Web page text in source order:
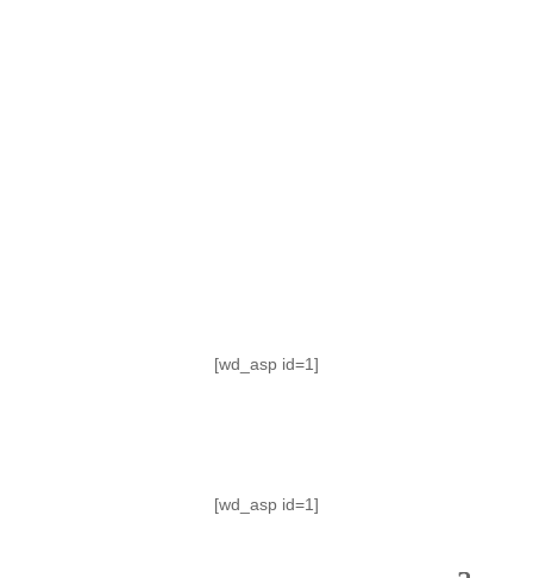
[wd_asp id=1]
[wd_asp id=1]